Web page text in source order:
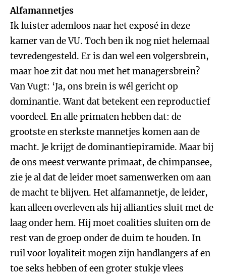
Alfamannetjes
Ik luister ademloos naar het exposé in deze
kamer van de VU. Toch ben ik nog niet helemaal
tevredengesteld. Er is dan wel een volgersbrein,
maar hoe zit dat nou met het managersbrein?
Van Vugt: ‘Ja, ons brein is wél gericht op
dominantie. Want dat betekent een reproductief
voordeel. En alle primaten hebben dat: de
grootste en sterkste mannetjes komen aan de
macht. Je krijgt de dominantiepiramide. Maar bij
de ons meest verwante primaat, de chimpansee,
zie je al dat de leider moet samenwerken om aan
de macht te blijven. Het alfamannetje, de leider,
kan alleen overleven als hij allianties sluit met de
laag onder hem. Hij moet coalities sluiten om de
rest van de groep onder de duim te houden. In
ruil voor loyaliteit mogen zijn handlangers af en
toe seks hebben of een groter stukje vlees